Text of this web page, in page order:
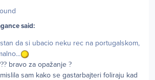
said:
da si ubacio neku rec na portugalskom,
?? bravo za opažanje ?
sam kako se gastarbajteri foliraju kad